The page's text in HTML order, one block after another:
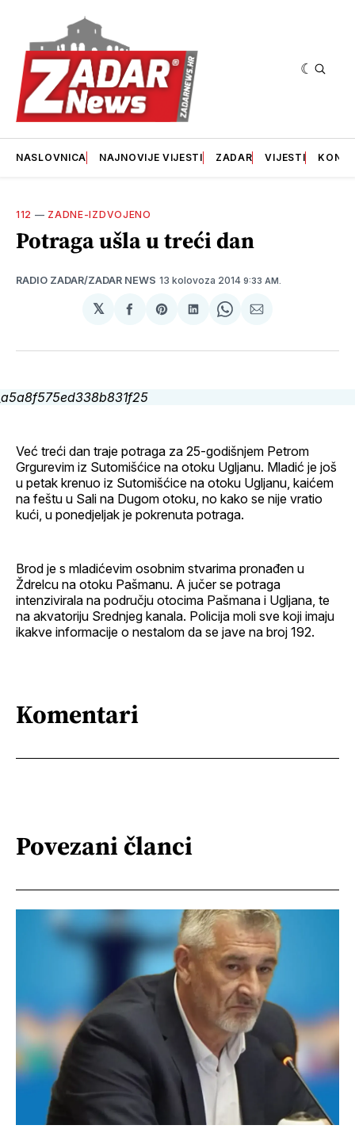
NASLOVNICA NAJNOVIJE VIJESTI ZADAR VIJESTI
112 — ZADNE-IZDVOJENO
Potraga ušla u treći dan
RADIO ZADAR/ZADAR NEWS 13 kolovoza 2014 9:33 AM.
𝕏
podijeliSharepodijeliSharepodijeli
Već treći dan traje potraga za 25-godišnjem Petrom
Grgurevim iz Sutomišćice na otoku Ugljanu. Mladić je još
u petak krenuo iz Sutomišćice na otoku Ugljanu, kaićem
na feštu u Sali na Dugom otoku, no kako se nije vratio
kući, u ponedjeljak je pokrenuta potraga.
Brod je s mladićevim osobnim stvarima pronađen u
Ždrelcu na otoku Pašmanu. A jučer se potraga
intenzivirala na području otocima Pašmana i Ugljana, te
na akvatoriju Srednjeg kanala. Policija moli sve koji imaju
ikakve informacije o nestalom da se jave na broj 192.
Komentari
Povezani članci